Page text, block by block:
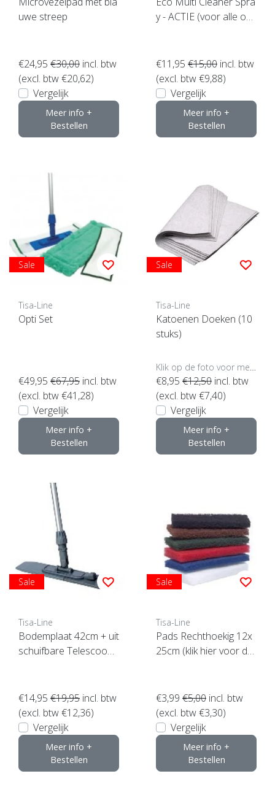
uwe streep
€24,95 €30,00 incl. btw
(excl. btw €20,62)
Vergelijk
Meer info +
Bestellen
y - ACTIE (voor alle op
€11,95 €15,00 incl. btw
(excl. btw €9,88)
Vergelijk
Meer info +
Bestellen
Sale
Tisa-Line
Opti Set
€49,95 €67,95 incl. btw
(excl. btw €41,28)
Vergelijk
Meer info +
Bestellen
Sale
Tisa-Line
Katoenen Doeken (10
stuks)
€8,95 €12,50 incl. btw
(excl. btw €7,40)
Vergelijk
Meer info +
Bestellen
Sale
Tisa-Line
Bodemplaat 42cm + uit
schuifbare Telescoops
€14,95 €19,95 incl. btw
(excl. btw €12,36)
Vergelijk
Meer info +
Bestellen
Sale
Tisa-Line
Pads Rechthoekig 12x
25cm (klik hier voor de
€3,99 €5,00 incl. btw
(excl. btw €3,30)
Vergelijk
Meer info +
Bestellen